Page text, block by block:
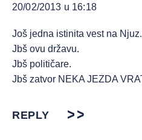
20/02/2013 u 16:18
Još jedna istinita vest na
Jbš ovu državu.
Jbš političare.
Jbš zatvor NEKA JEZDA
REPLY